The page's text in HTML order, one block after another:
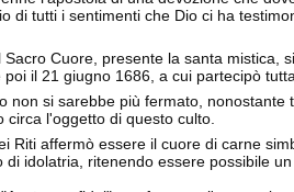
di tutti i sentimenti che Dio ci ha
Cuore, presente la santa mistica,
il 21 giugno 1686, a cui partecipò
non si sarebbe più fermato, nonostante
l'oggetto di questo culto.
Riti affermò essere il cuore di carne
idolatria, ritenendo essere possibile